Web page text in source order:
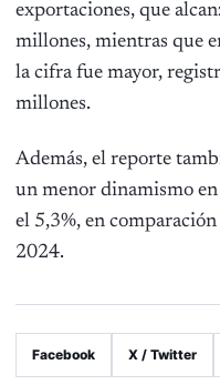
exportaciones, que
millones, mientras que
la cifra fue mayor,
millones.
Además, el reporte
un menor dinamismo
el 5,3%, en
2024.
Facebook X / Twitter